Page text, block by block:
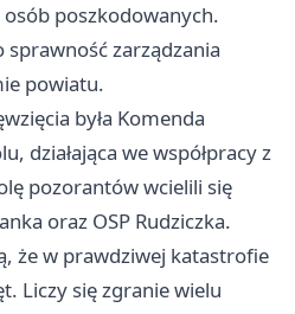
poszkodowanych.
zarządzania
powiatu.
była Komenda
działająca we współpracy z
pozorantów wcielili się
oraz OSP Rudziczka.
że w prawdziwej katastrofie
Liczy się zgranie wielu